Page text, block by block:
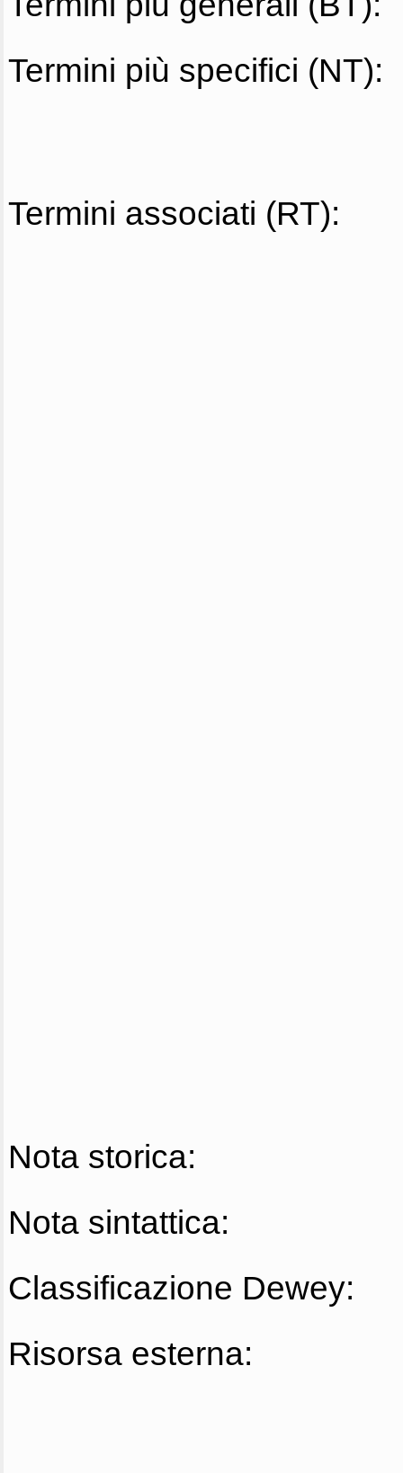
Termini più specifici (NT):
Termini associati (RT):
Nota storica:
Nota sintattica:
Classificazione Dewey:
Risorsa esterna: